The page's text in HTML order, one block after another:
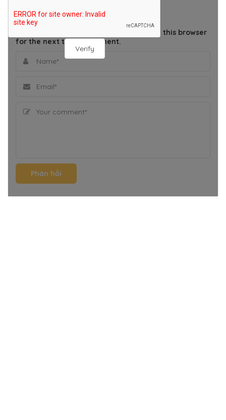
Verify
THÊM BÌNH LUẬN
Save my name, email, and website in this browser
for the next time I comment.